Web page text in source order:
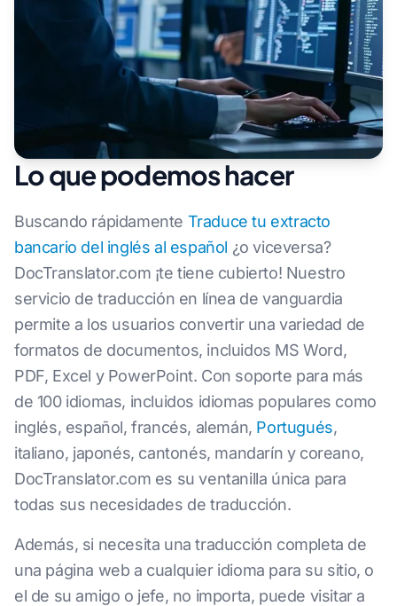
Lo que podemos hacer
Buscando rápidamente Traduce tu extracto
bancario del inglés al español ¿o viceversa?
DocTranslator.com ¡te tiene cubierto! Nuestro
servicio de traducción en línea de vanguardia
permite a los usuarios convertir una variedad de
formatos de documentos, incluidos MS Word,
PDF, Excel y PowerPoint. Con soporte para más
de 100 idiomas, incluidos idiomas populares como
inglés, español, francés, alemán, Portugués,
italiano, japonés, cantonés, mandarín y coreano,
DocTranslator.com es su ventanilla única para
todas sus necesidades de traducción.
Además, si necesita una traducción completa de
una página web a cualquier idioma para su sitio, o
el de su amigo o jefe, no importa, puede visitar a